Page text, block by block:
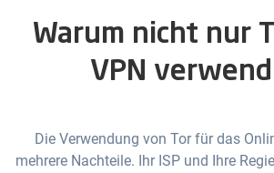
Warum nicht nur
VPN
Die Verwendung von Tor für das
mehrere Nachteile. Ihr ISP und Ihre